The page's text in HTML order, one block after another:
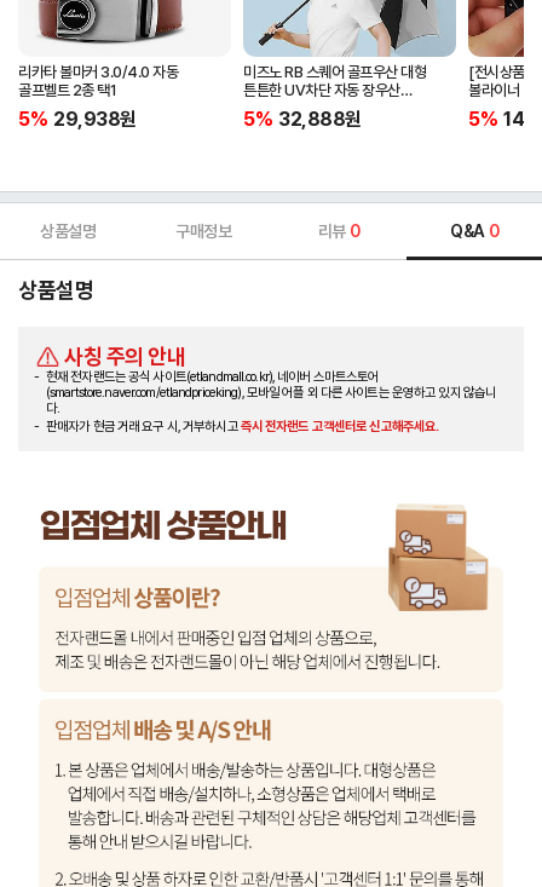
리카타 볼마커 3.0/4.0 자동
골프벨트 2종 택1
5% 29,938원
미즈노 RB 스퀘어 골프우산 대형
튼튼한 UV차단 자동 장우산
5LKY22100
5% 32,888원
[전시상품]
볼라이너 +
5%
상품설명 구매정보 리뷰 0 Q&A 0
상품설명
사칭 주의 안내
현재 전자랜드는 공식 사이트(etlandmall.co.kr), 네이버 스마트스토어
(smartstore.naver.com/etlandpriceking), 모바일 어플 외 다른 사이트는 운영하고 있지 않습니
다.
판매자가 현금 거래 요구 시, 거부하시고즉시 전자랜드 고객센터로 신고해주세요.